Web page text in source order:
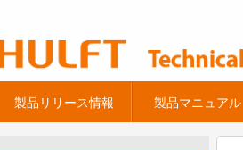
製品リリース情報 製品マニュアル